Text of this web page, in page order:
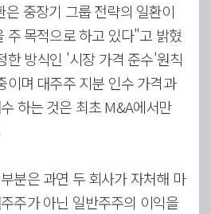
중장기 그룹 전략의 일환이
주 목적으로 하고 있다"고 밝혔
한 방식인 '시장 가격 준수'원칙
이며 대주주 지분 인수 가격과
하는 것은 최초 M&A에서만
분은 과연 두 회사가 자처해 마
주가 아닌 일반주주의 이익을